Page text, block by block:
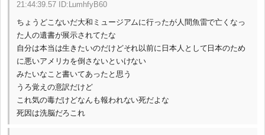
21:44:39.57 ID:LumhfyB60
ちょうどこないだ大和ミュージアムに行ったが人間魚雷で亡くなっ
た人の遺書が展示されてたな
自分は本当は生きたいのだけどそれ以前に日本人として日本のため
に悪いアメリカを倒さないといけない
みたいなこと書いてあったと思う
うろ覚えの意訳だけど
これ気の毒だけどなんも報われない死だよな
死因は洗脳だろこれ